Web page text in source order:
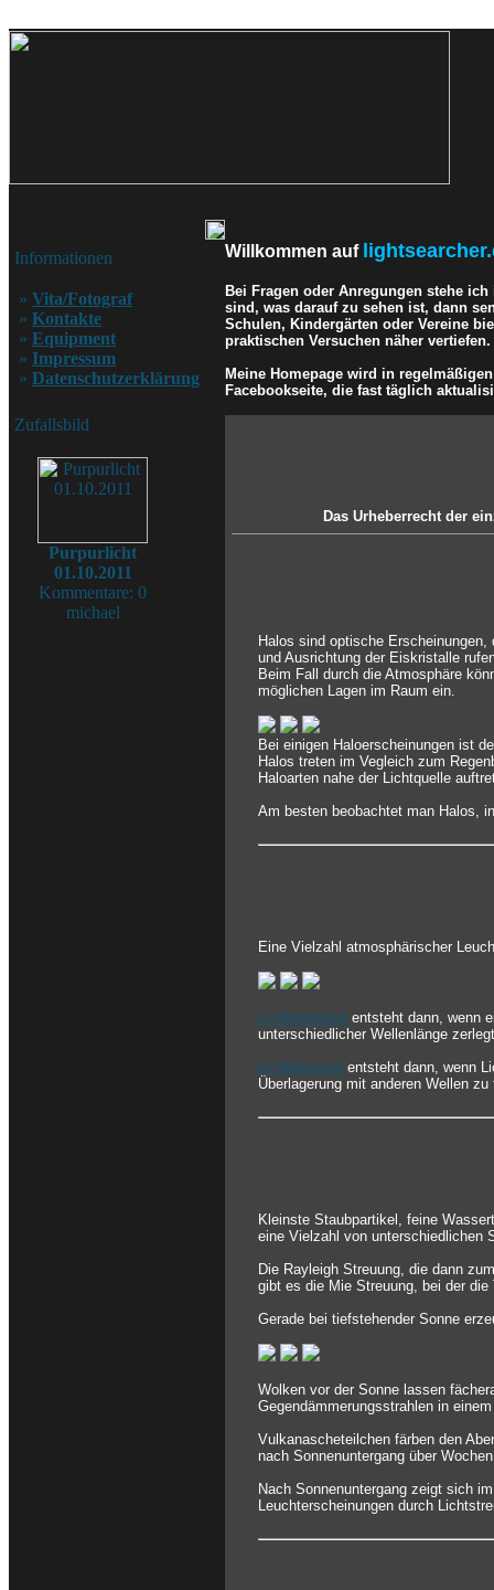
Informationen
» Vita/Fotograf
» Kontakte
» Equipment
» Impressum
» Datenschutzerklärung
Zufallsbild
Purpurlicht
01.10.2011
Kommentare: 0
michael
Willkommen auf
Bei Fragen oder Anregungen stehe
sind, was darauf zu sehen ist, dann
Schulen, Kindergärten oder Vereine
praktischen Versuchen näher vertiefen.
Meine Homepage wird in
Facebookseite, die fast täglich
Das Urheberrecht der
Halos sind optische
und Ausrichtung der Eiskristalle
Beim Fall durch die Atmosphäre
möglichen Lagen im Raum ein.
Bei einigen Haloerscheinungen ist
Halos treten im Vegleich zum
Haloarten nahe der Lichtquelle
Am besten beobachtet man Halos,
Eine Vielzahl atmosphärischer
Lichtbrechung entsteht dann, wenn
unterschiedlicher Wellenlänge
Lichtbeugung entsteht dann, wenn
Überlagerung mit anderen Wellen
Kleinste Staubpartikel, feine
eine Vielzahl von unterschiedlichen
Die Rayleigh Streuung, die dann
gibt es die Mie Streuung, bei der
Gerade bei tiefstehender Sonne
Wolken vor der Sonne lassen
Gegendämmerungsstrahlen in
Vulkanascheteilchen färben den
nach Sonnenuntergang über
Nach Sonnenuntergang zeigt sich
Leuchterscheinungen durch